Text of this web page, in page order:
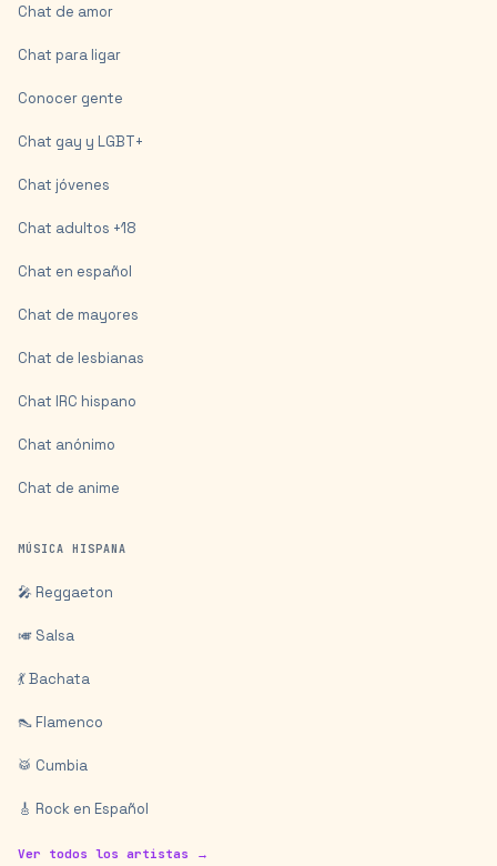
Chat de amor
Chat para ligar
Conocer gente
Chat gay y LGBT+
Chat jóvenes
Chat adultos +18
Chat en español
Chat de mayores
Chat de lesbianas
Chat IRC hispano
Chat anónimo
Chat de anime
MÚSICA HISPANA
🎤 Reggaeton
🎺 Salsa
💃 Bachata
👠 Flamenco
🥁 Cumbia
🎸 Rock en Español
Ver todos los artistas →